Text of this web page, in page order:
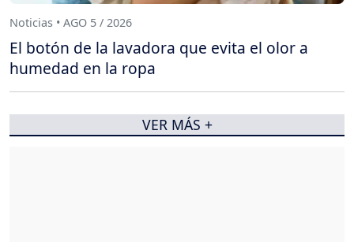
Noticias • AGO 5 / 2026
El botón de la lavadora que evita el olor a
humedad en la ropa
VER MÁS +